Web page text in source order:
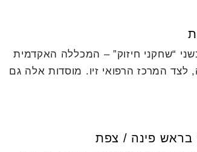
“שחקני חיזוק” – המכללה האקדמית
לצד המרכז הרפואי זיו. מוסדות אלה גם
בראש פינה / צפת